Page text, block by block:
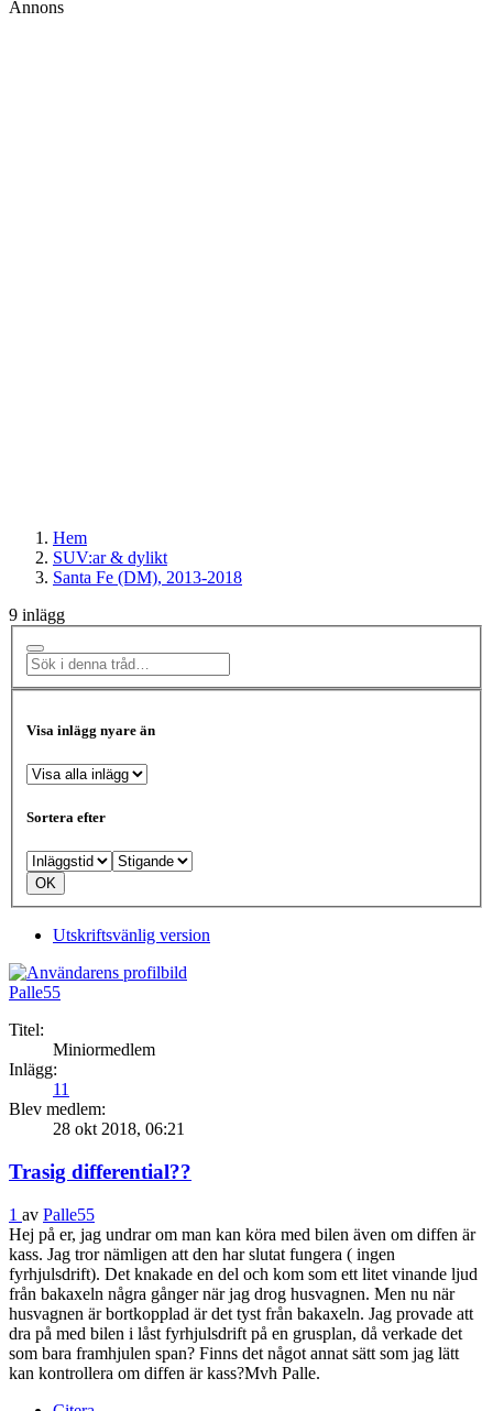
Annons
Hem
SUV:ar & dylikt
Santa Fe (DM), 2013-2018
9 inlägg
Visa inlägg nyare än
Sortera efter
Utskriftsvänlig version
Palle55
Titel:
Miniormedlem
Inlägg:
11
Blev medlem:
28 okt 2018, 06:21
Trasig differential??
1 av Palle55
Hej på er, jag undrar om man kan köra med bilen även om diffen är
kass. Jag tror nämligen att den har slutat fungera ( ingen
fyrhjulsdrift). Det knakade en del och kom som ett litet vinande ljud
från bakaxeln några gånger när jag drog husvagnen. Men nu när
husvagnen är bortkopplad är det tyst från bakaxeln. Jag provade att
dra på med bilen i låst fyrhjulsdrift på en grusplan, då verkade det
som bara framhjulen span? Finns det något annat sätt som jag lätt
kan kontrollera om diffen är kass?Mvh Palle.